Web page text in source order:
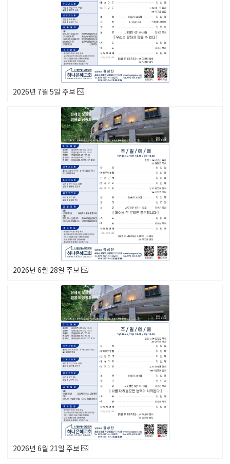
2026년 7월 5일 주보
2026년 6월 28일 주보
2026년 6월 21일 주보